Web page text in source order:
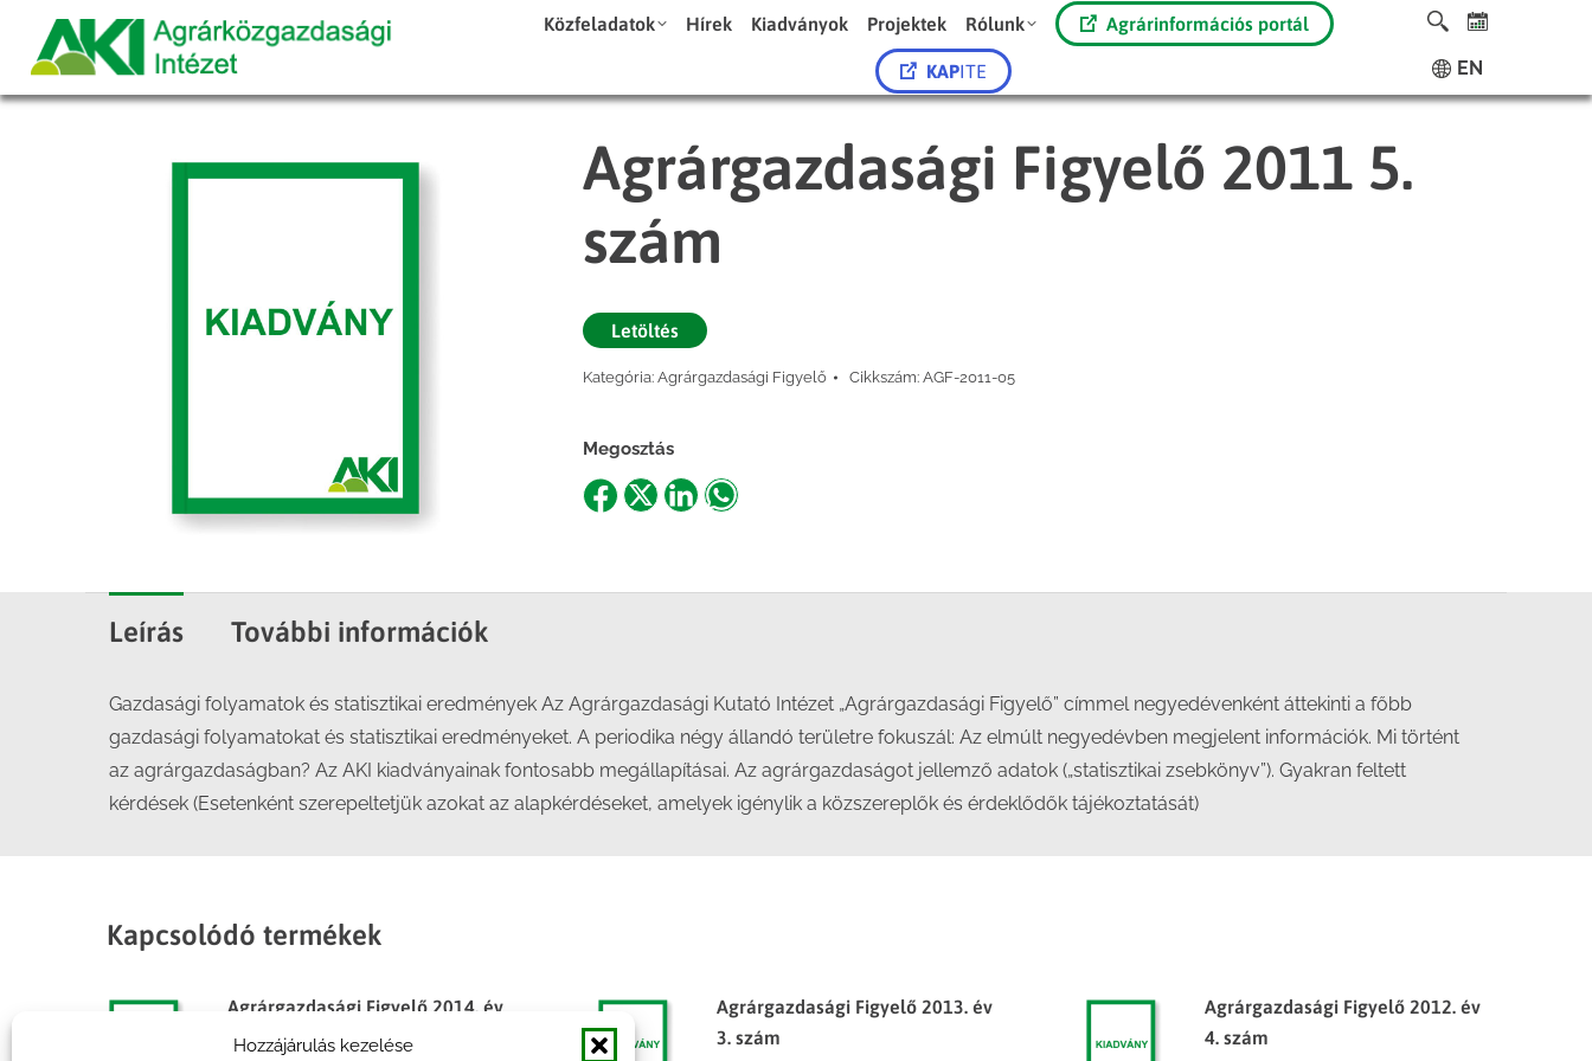
Hozzájárulás kezelése
Közfeladatok Hírek Kiadványok Projektek Rólunk Agrárinformációs portál
KAPITE EN
Agrárgazdasági Figyelő 2011 5.
szám
Letöltés
Kategória: Agrárgazdasági Figyelő Cikkszám: AGF-2011-05
Megosztás
ShareShareShareShare
Leírás További információk
Gazdasági folyamatok és statisztikai eredmények Az Agrárgazdasági Kutató Intézet „Agrárgazdasági Figyelő” címmel negyedévenként áttekinti a főbb
gazdasági folyamatokat és statisztikai eredményeket. A periodika négy állandó területre fokuszál: Az elmúlt negyedévben megjelent információk. Mi történt
az agrárgazdaságban? Az AKI kiadványainak fontosabb megállapításai. Az agrárgazdaságot jellemző adatok („statisztikai zsebkönyv”). Gyakran feltett
kérdések (Esetenként szerepeltetjük azokat az alapkérdéseket, amelyek igénylik a közszereplők és érdeklődők tájékoztatását)
Kapcsolódó termékek
Agrárgazdasági Figyelő 2014. év
1. szám
Agrárgazdasági Figyelő 2013. év
3. szám
Agrárgazdasági Figyelő 2012. év
4. szám